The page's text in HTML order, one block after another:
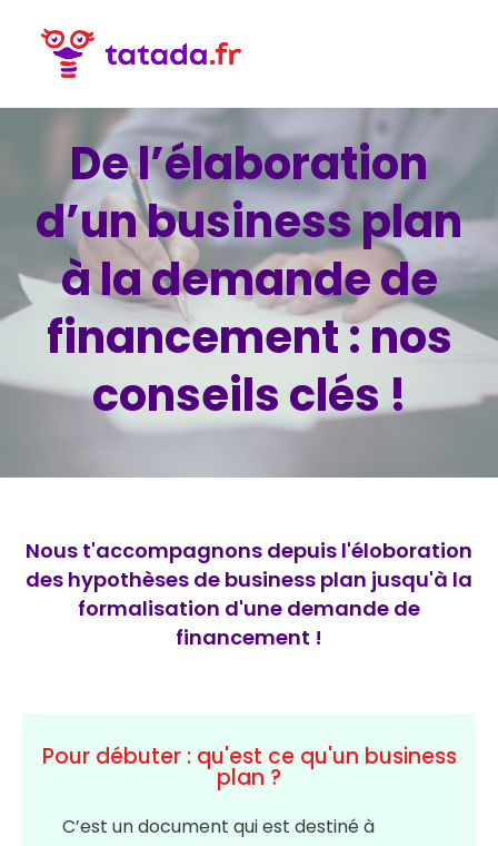
De l’élaboration
d’un business plan
à la demande de
financement : nos
conseils clés !
Nous t'accompagnons depuis l'éloboration
des hypothèses de business plan jusqu'à la
formalisation d'une demande de
financement !
Pour débuter : qu'est ce qu'un business
plan ?
C’est un document qui est destiné à